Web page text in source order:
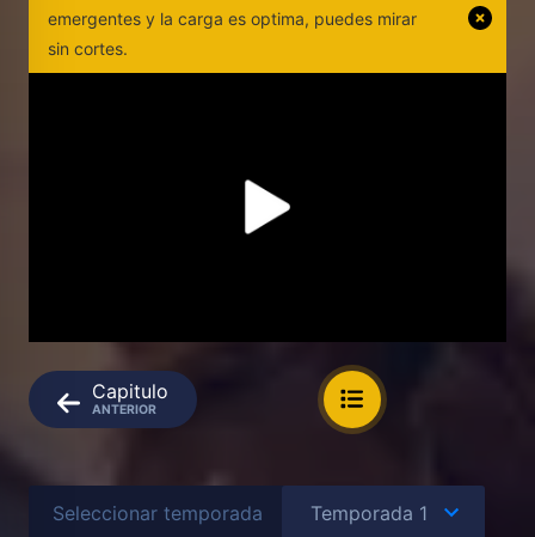
emergentes y la carga es optima, puedes mirar
sin cortes.
Capitulo
ANTERIOR
Seleccionar temporada